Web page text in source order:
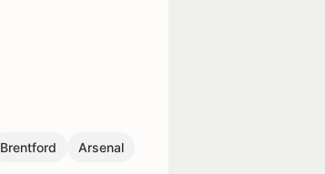
Brentford
Arsenal